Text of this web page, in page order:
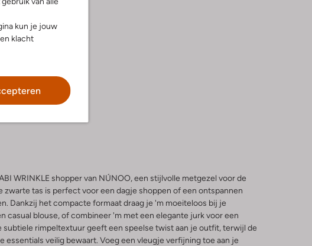
kun je jouw
klacht
WRINKLE shopper van NÚNOO, een stijlvolle metgezel voor de
zwarte tas is perfect voor een dagje shoppen of een ontspannen
Dankzij het compacte formaat draag je 'm moeiteloos bij je
casual blouse, of combineer 'm met een elegante jurk voor een
subtiele rimpeltextuur geeft een speelse twist aan je outfit, terwijl de
essentials veilig bewaart. Voeg een vleugje verfijning toe aan je